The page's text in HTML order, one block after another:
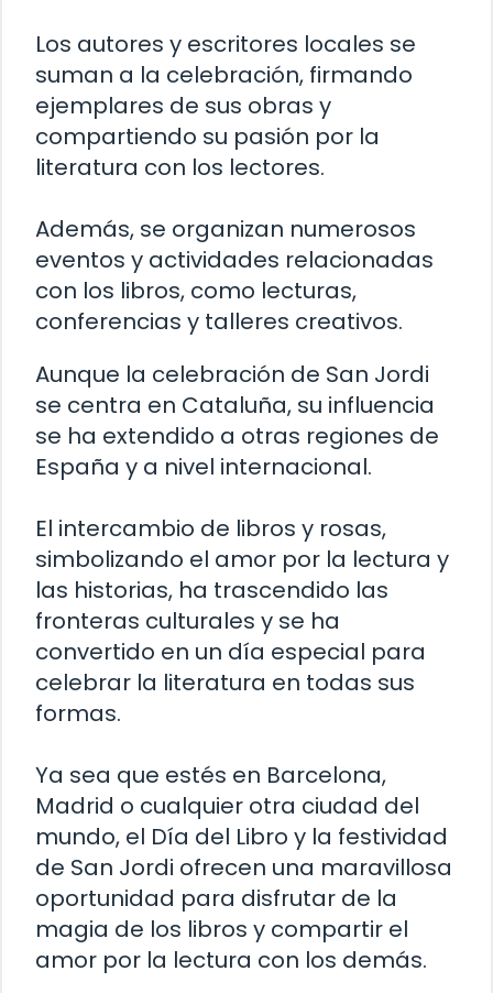
Los autores y escritores locales se
suman a la celebración, firmando
ejemplares de sus obras y
compartiendo su pasión por la
literatura con los lectores.
Además, se organizan numerosos
eventos y actividades relacionadas
con los libros, como lecturas,
conferencias y talleres creativos.
Aunque la celebración de San Jordi
se centra en Cataluña, su influencia
se ha extendido a otras regiones de
España y a nivel internacional.
El intercambio de libros y rosas,
simbolizando el amor por la lectura y
las historias, ha trascendido las
fronteras culturales y se ha
convertido en un día especial para
celebrar la literatura en todas sus
formas.
Ya sea que estés en Barcelona,
Madrid o cualquier otra ciudad del
mundo, el Día del Libro y la festividad
de San Jordi ofrecen una maravillosa
oportunidad para disfrutar de la
magia de los libros y compartir el
amor por la lectura con los demás.